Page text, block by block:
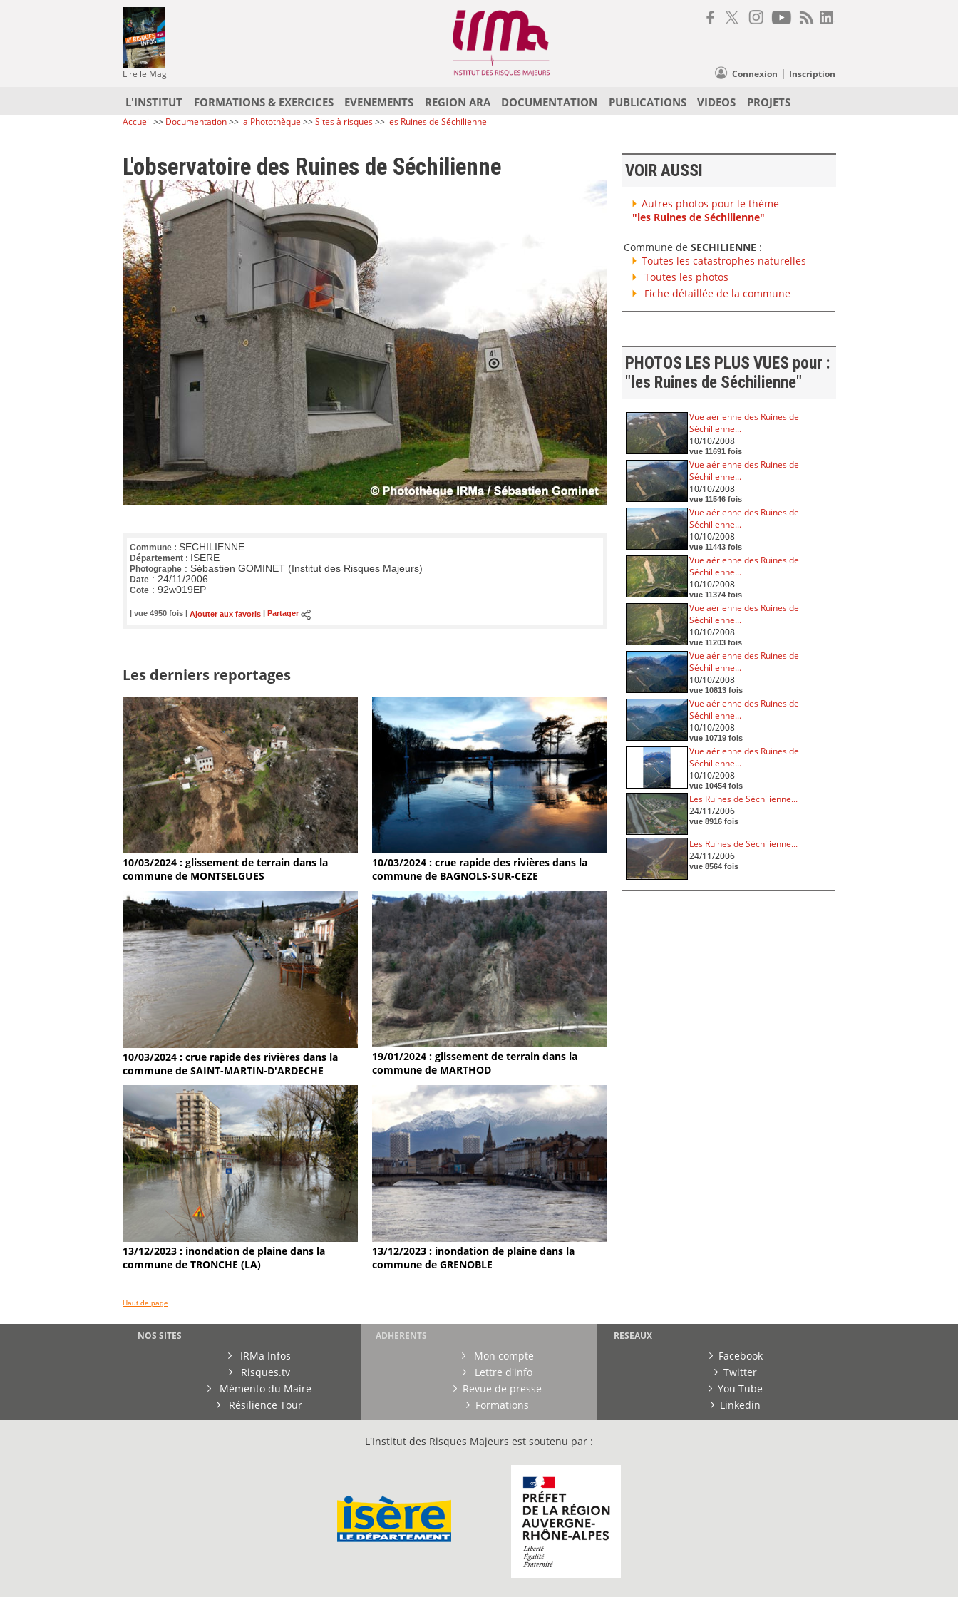
Lire le Mag Connexion | Inscription
L'INSTITUT FORMATIONS & EXERCICES EVENEMENTS REGION ARA DOCUMENTATION PUBLICATIONS VIDEOS PROJETS
Accueil >> Documentation>> la Photothèque >>Sites à risques>> les Ruines de Séchilienne
L'observatoire des Ruines de Séchilienne
Commune : SECHILIENNE
Département : ISERE
Photographe : Sébastien GOMINET (Institut des Risques Majeurs)
Date : 24/11/2006
Cote : 92w019EP
| vue 4950 fois | Ajouter aux favoris Partager
Les derniers reportages
10/03/2024 : glissement de terrain dans la
commune de MONTSELGUES
10/03/2024 : crue rapide des rivières dans la
commune de BAGNOLS-SUR-CEZE
10/03/2024 : crue rapide des rivières dans la
commune de SAINT-MARTIN-D'ARDECHE
19/01/2024 : glissement de terrain dans la
commune de MARTHOD
13/12/2023 : inondation de plaine dans la
commune de TRONCHE (LA)
13/12/2023 : inondation de plaine dans la
commune de GRENOBLE
VOIR AUSSI
Autres photos pour le thème
"les Ruines de Séchilienne"
Commune de SECHILIENNE :
Toutes les catastrophes naturelles
Toutes les photos
Fiche détaillée de la commune
PHOTOS LES PLUS VUES pour :
"les Ruines de Séchilienne"
Vue aérienne des Ruines de
Séchilienne...
10/10/2008
vue 11691 fois
Vue aérienne des Ruines de
Séchilienne...
10/10/2008
vue 11546 fois
Vue aérienne des Ruines de
Séchilienne...
10/10/2008
vue 11443 fois
Vue aérienne des Ruines de
Séchilienne...
10/10/2008
vue 11374 fois
Vue aérienne des Ruines de
Séchilienne...
10/10/2008
vue 11203 fois
Vue aérienne des Ruines de
Séchilienne...
10/10/2008
vue 10813 fois
Vue aérienne des Ruines de
Séchilienne...
10/10/2008
vue 10719 fois
Vue aérienne des Ruines de
Séchilienne...
10/10/2008
vue 10454 fois
Les Ruines de Séchilienne...
24/11/2006
vue 8916 fois
Les Ruines de Séchilienne...
24/11/2006
vue 8564 fois
Haut de page
NOS SITES
IRMa Infos
Risques.tv
Mémento du Maire
Résilience Tour
ADHERENTS
Mon compte
Lettre d'info
Revue de presse
Formations
RESEAUX
Facebook
Twitter
You Tube
Linkedin
L'Institut des Risques Majeurs est soutenu par :